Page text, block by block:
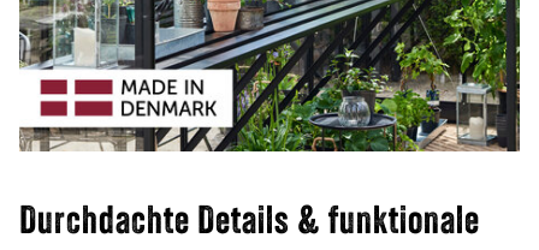
Durchdachte Details & funktionale